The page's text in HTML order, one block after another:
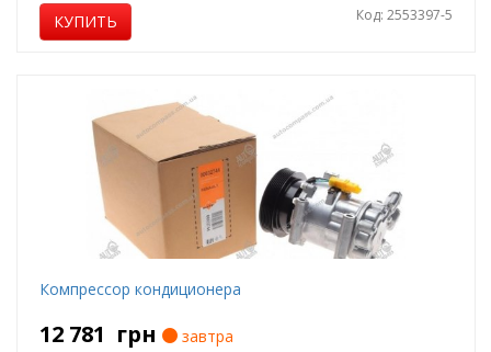
КУПИТЬ Код: 2553397-5
Компрессор кондиционера
12 781 грн
завтра